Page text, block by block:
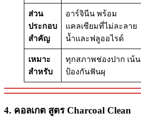
ส่วน
ประกอบ
สำคัญ
อาร์จินีน พร้อม
แคลเซียมที่ไม่ละลาย
น้ำและฟลูออไรด์
เหมาะ
สำหรับ
ทุกสภาพช่องปาก เน้น
ป้องกันฟันผุ
4. คอลเกต สูตร Charcoal Clean